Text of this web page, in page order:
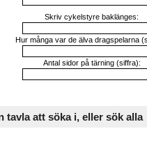
Skriv cykelstyre baklänges:
Hur många var de älva dragspelarna
Antal sidor på tärning (siffra):
tavla att söka i, eller sök alla